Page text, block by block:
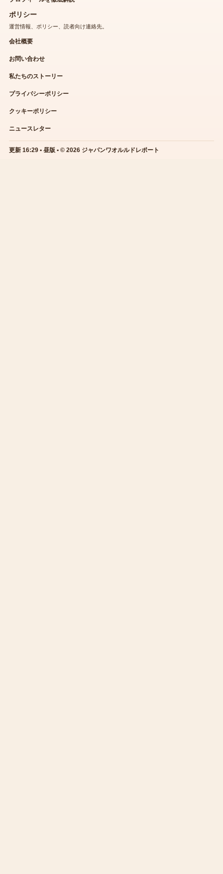
ポリシー
運営情報、ポリシー、読者向け連絡先。
会社概要
お問い合わせ
私たちのストーリー
プライバシーポリシー
クッキーポリシー
ニュースレター
更新 16:29 • 昼版 • © 2026 ジャパンワオルルドレポート